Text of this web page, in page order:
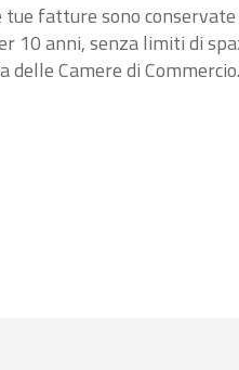
tue fatture sono
10 anni, senza limiti di
delle Camere di Commercio.